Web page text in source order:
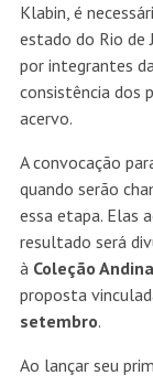
Klabin, é
estado do Rio de
por integrantes
consistência dos
acervo.
A convocação
quando serão
essa etapa. Elas
resultado será
à Coleção Andina
proposta
setembro.
Ao lançar seu